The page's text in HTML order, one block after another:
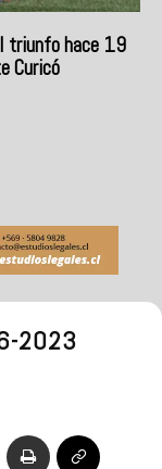
triunfo hace 19
Curicó